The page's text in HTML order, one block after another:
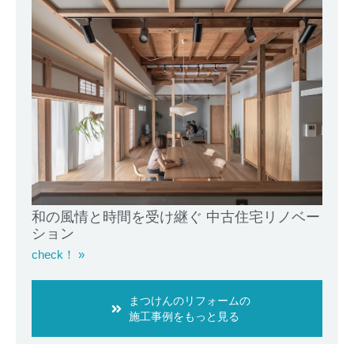
和の風情と時間を受け継ぐ 中古住宅リノベー
ション
check！ »
まつけんのリフォームの
施工事例をもっと見る